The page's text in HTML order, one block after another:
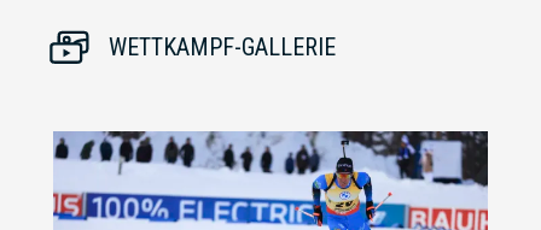
WETTKAMPF-GALLERIE